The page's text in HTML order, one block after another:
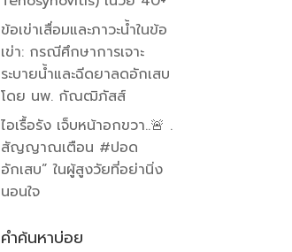
ข้อเข่าเสื่อมและภาวะน้ำในข้อ
เข่า: กรณีศึกษาการเจาะ
ระบายน้ำและฉีดยาลดอักเสบ
โดย นพ. กัณฒิภัสส์
ไอเรื้อรัง เจ็บหน้าอกขวา..🚨 .
สัญญาณเตือน #ปอด
อักเสบ” ในผู้สูงวัยที่อย่านิ่ง
นอนใจ
คำค้นหาบ่อย